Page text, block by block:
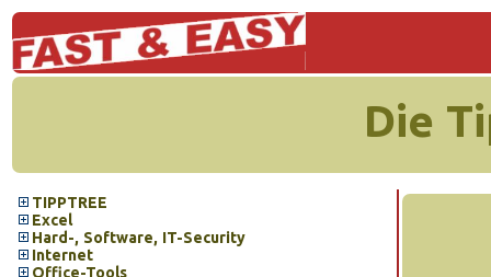
Die
TIPPTREE
Excel
Hard-, Software, IT-Security
Internet
Office-Tools